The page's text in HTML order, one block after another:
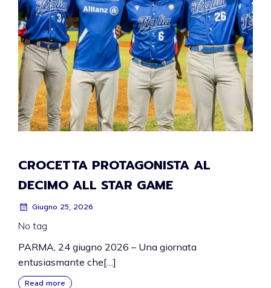
CROCETTA PROTAGONISTA AL
DECIMO ALL STAR GAME
Giugno 25, 2026
No tag
PARMA, 24 giugno 2026 – Una giornata
entusiasmante che[…]
Read more